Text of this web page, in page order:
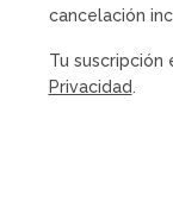
cancelación
Tu suscripción
Privacidad.